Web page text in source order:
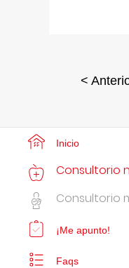
<
Inicio
Consultorio
Consultorio
¡Me apunto!
Faqs